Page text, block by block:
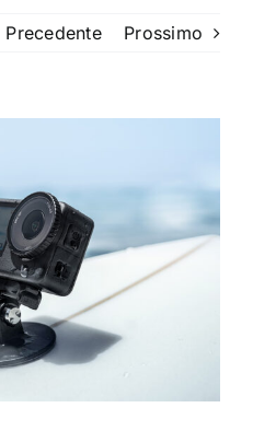
Precedente Prossimo